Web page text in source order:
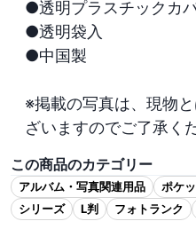
●透明プラスチックカ
●透明袋入
●中国製
※掲載の写真は、現物
ざいますのでご了承く
この商品のカテゴリー
アルバム・写真関連用品 ポケ
シリーズ
L判 フォトランク